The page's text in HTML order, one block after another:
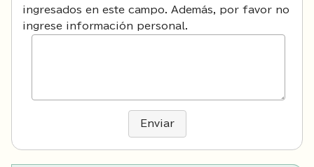
ingresados en este campo. Además, por favor no
ingrese información personal.
Enviar